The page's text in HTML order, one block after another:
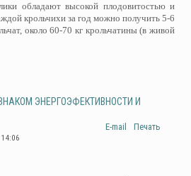
обладают высокой плодовитостью и
крольчихи за год можно получить 5-6
около 60-70 кг крольчатины (в живой
ЭНЕРГОЭФЕКТИВНОСТИ И
Печать
E-mail